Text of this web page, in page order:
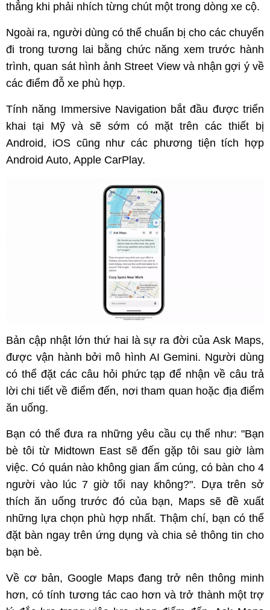
thẳng khi phải nhích từng chút một trong dòng xe cộ.
Ngoài ra, người dùng có thể chuẩn bị cho các chuyến
đi trong tương lai bằng chức năng xem trước hành
trình, quan sát hình ảnh Street View và nhận gợi ý về
các điểm đỗ xe phù hợp.
Tính năng Immersive Navigation bắt đầu được triển
khai tại Mỹ và sẽ sớm có mặt trên các thiết bị
Android, iOS cũng như các phương tiện tích hợp
Android Auto, Apple CarPlay.
Bản cập nhật lớn thứ hai là sự ra đời của Ask Maps,
được vận hành bởi mô hình AI Gemini. Người dùng
có thể đặt các câu hỏi phức tạp để nhận về câu trả
lời chi tiết về điểm đến, nơi tham quan hoặc địa điểm
ăn uống.
Bạn có thể đưa ra những yêu cầu cụ thể như: "Bạn
bè tôi từ Midtown East sẽ đến gặp tôi sau giờ làm
việc. Có quán nào không gian ấm cúng, có bàn cho 4
người vào lúc 7 giờ tối nay không?". Dựa trên sở
thích ăn uống trước đó của bạn, Maps sẽ đề xuất
những lựa chọn phù hợp nhất. Thậm chí, bạn có thể
đặt bàn ngay trên ứng dụng và chia sẻ thông tin cho
bạn bè.
Về cơ bản, Google Maps đang trở nên thông minh
hơn, có tính tương tác cao hơn và trở thành một trợ